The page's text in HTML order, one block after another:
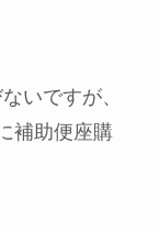
いですが、
補助便座購